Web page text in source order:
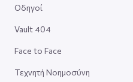
Οδηγοί
Vault 404
Face to Face
Τεχνητή Νοημοσύνη